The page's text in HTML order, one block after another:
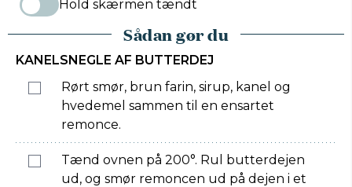
Hold skærmen tændt
Sådan gør du
KANELSNEGLE AF BUTTERDEJ
Rørt smør, brun farin, sirup, kanel og
hvedemel sammen til en ensartet
remonce.
Tænd ovnen på 200°. Rul butterdejen
ud, og smør remoncen ud på dejen i et